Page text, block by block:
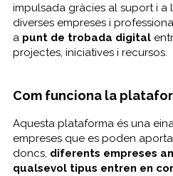
impulsada gràcies al suport i a
diverses empreses i
a punt de trobada digital
projectes, iniciatives i recursos.
Com funciona la
Aquesta plataforma és una
empreses que es poden
doncs, diferents empreses
qualsevol tipus entren en